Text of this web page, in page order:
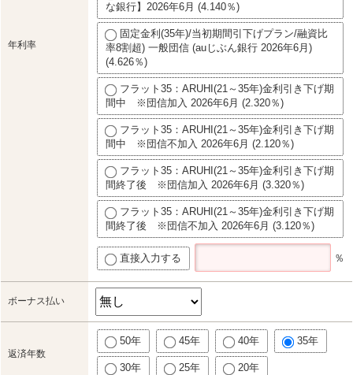
年利率
な銀行】2026年6月 (4.140％)
固定金利(35年)/当初期間引下げプラン/融資比
率8割超) 一般団信 (auじぶん銀行 2026年6月)
(4.626％)
フラット35：ARUHI(21～35年)金利引き下げ期
間中 ※団信加入 2026年6月 (2.320％)
フラット35：ARUHI(21～35年)金利引き下げ期
間中 ※団信不加入 2026年6月 (2.120％)
フラット35：ARUHI(21～35年)金利引き下げ期
間終了後 ※団信加入 2026年6月 (3.320％)
フラット35：ARUHI(21～35年)金利引き下げ期
間終了後 ※団信不加入 2026年6月 (3.120％)
直接入力する ％
ボーナス払い
返済年数
50年 45年 40年 35年
30年 25年 20年